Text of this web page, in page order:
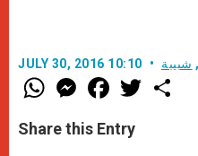
JULY 30, 2016 10:10 , شبيبة
W
h
t
s
M
e
s
e
F
a
e
b
w
Share this Entry